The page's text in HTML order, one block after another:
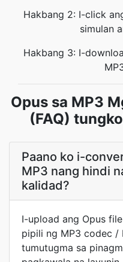
Hakbang 2: I-click
simulan
Hakbang 3: I-
Opus sa MP3
(FAQ)
Paano ko i-
MP3 nang hindi
kalidad?
I-upload ang Opus
pipili ng MP3 codec /
tumutugma sa